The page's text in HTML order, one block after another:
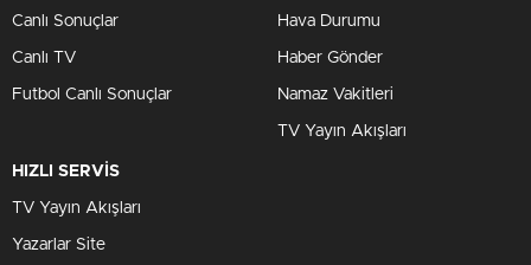
Canlı Sonuçlar
Canlı TV
Futbol Canlı Sonuçlar
Hava Durumu
Haber Gönder
Namaz Vakitleri
TV Yayın Akışları
HIZLI SERVİS
TV Yayın Akışları
Yazarlar Site